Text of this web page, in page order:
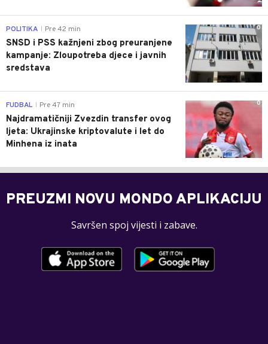
0
POLITIKA Pre 42 min
SNSD i PSS kažnjeni zbog preuranjene
kampanje: Zloupotreba djece i javnih
sredstava
0
FUDBAL Pre 47 min
Najdramatičniji Zvezdin transfer ovog
ljeta: Ukrajinske kriptovalute i let do
Minhena iz inata
PREUZMI NOVU MONDO APLIKACIJU
Savršen spoj vijesti i zabave.